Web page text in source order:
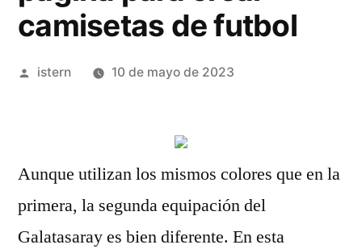
camisetas de futbol
Publicado
istern 10 de mayo de 2023
Aunque utilizan los mismos colores que en la
primera, la segunda equipación del
Galatasaray es bien diferente. En esta